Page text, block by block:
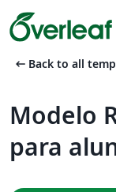
arrow_left_alt Back to all
Modelo
para